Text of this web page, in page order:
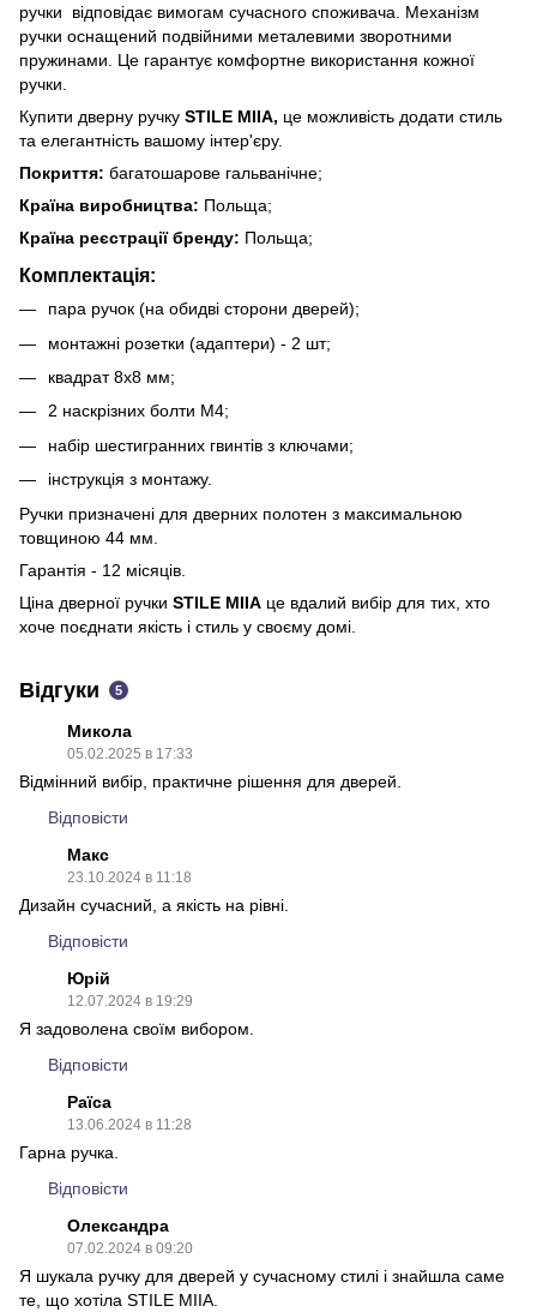
ручки
відповідає вимогам сучасного споживача. Механізм
ручки оснащений подвійними металевими зворотними
пружинами. Це гарантує комфортне використання кожної
ручки.
Купити дверну ручку STILE MIIA, це можливість додати стиль
та елегантність вашому інтер'єру.
Покриття: багатошарове гальванічне;
Країна виробництва: Польща;
Країна реєстрації бренду: Польща;
Комплектація:
пара ручок (на обидві сторони дверей);
монтажні розетки (адаптери) - 2 шт;
квадрат 8х8 мм;
2 наскрізних болти М4;
набір шестигранних гвинтів з ключами;
інструкція з монтажу.
Ручки призначені для дверних полотен з максимальною
товщиною 44 мм.
Гарантія - 12 місяців.
Ціна дверної ручки STILE MIIA це вдалий вибір для тих, хто
хоче поєднати якість і стиль у своєму домі​.
Відгуки 5
Микола
05.02.2025 в 17:33
Відмінний вибір, практичне рішення для дверей.
Відповісти
Макс
23.10.2024 в 11:18
Дизайн сучасний, а якість на рівні.
Відповісти
Юрій
12.07.2024 в 19:29
Я задоволена своїм вибором.
Відповісти
Раїса
13.06.2024 в 11:28
Гарна ручка.
Відповісти
Олександра
07.02.2024 в 09:20
Я шукала ручку для дверей у сучасному стилі і знайшла саме
те, що хотіла STILE MIIA.